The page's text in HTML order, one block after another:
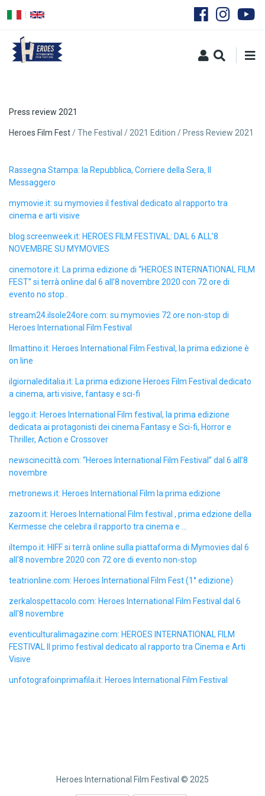
to
content
Press review 2021
Breadcrumb
Heroes Film Fest The Festival 2021 Edition Press Review 2021
Rassegna Stampa: la Repubblica, Corriere della Sera, Il
Messaggero
mymovie.it: su mymovies il festival dedicato al rapporto tra
cinema e arti visive
blog.screenweek.it: HEROES FILM FESTIVAL: DAL 6 ALL’8
NOVEMBRE SU MYMOVIES
cinemotore.it: La prima edizione di “HEROES INTERNATIONAL FILM
FEST” si terrà online dal 6 all’8 novembre 2020 con 72 ore di
evento no stop..
stream24.ilsole24ore.com: su mymovies 72 ore non-stop di
Heroes International Film Festival
Ilmattino.it: Heroes International Film Festival, la prima edizione è
on line
ilgiornaleditalia.it: La prima edizione Heroes Film Festival dedicato
a cinema, arti visive, fantasy e sci-fi
leggo.it: Heroes International Film festival, la prima edizione
dedicata ai protagonisti dei cinema Fantasy e Sci-fi, Horror e
Thriller, Action e Crossover
newscinecittà.com: “Heroes International Film Festival” dal 6 all’8
novembre
metronews.it: Heroes International Film la prima edizione
zazoom.it: Heroes International Film festival , prima edzione della
Kermesse che celebra il rapporto tra cinema e ...
iltempo.it: HIFF si terrà online sulla piattaforma di Mymovies dal 6
all'8 novembre 2020 con 72 ore di evento non-stop
teatrionline.com: Heroes International Film Fest (1° edizione)
zerkalospettacolo.com: Heroes International Film Festival dal 6
all'8 novembre
eventiculturalimagazine.com: HEROES INTERNATIONAL FILM
FESTIVAL Il primo festival dedicato al rapporto tra Cinema e Arti
Visive
unfotografoinprimafila.it: Heroes International Film Festival
Heroes International Film Festival © 2025